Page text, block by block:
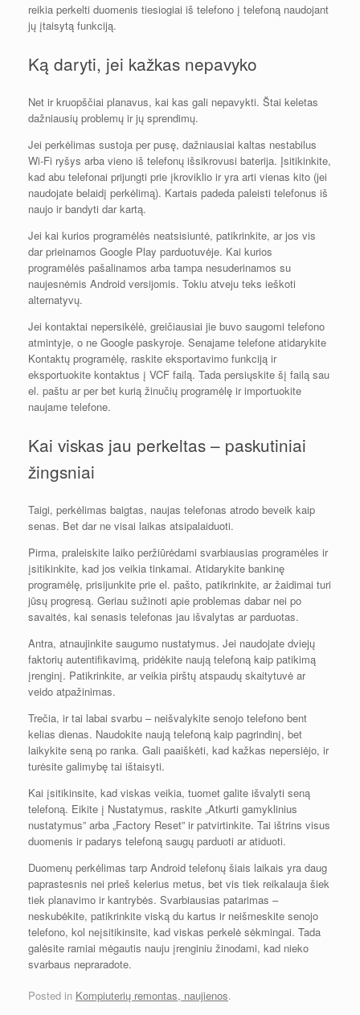
reikia perkelti duomenis tiesiogiai iš telefono į telefoną naudojant
jų įtaisytą funkciją.
Ką daryti, jei kažkas nepavyko
Net ir kruopščiai planavus, kai kas gali nepavykti. Štai keletas
dažniausių problemų ir jų sprendimų.
Jei perkėlimas sustoja per pusę, dažniausiai kaltas nestabilus
Wi-Fi ryšys arba vieno iš telefonų išsikrovusi baterija. Įsitikinkite,
kad abu telefonai prijungti prie įkroviklio ir yra arti vienas kito (jei
naudojate belaidį perkėlimą). Kartais padeda paleisti telefonus iš
naujo ir bandyti dar kartą.
Jei kai kurios programėlės neatsisiuntė, patikrinkite, ar jos vis
dar prieinamos Google Play parduotuvėje. Kai kurios
programėlės pašalinamos arba tampa nesuderinamos su
naujesnėmis Android versijomis. Tokiu atveju teks ieškoti
alternatyvų.
Jei kontaktai nepersikėlė, greičiausiai jie buvo saugomi telefono
atmintyje, o ne Google paskyroje. Senajame telefone atidarykite
Kontaktų programėlę, raskite eksportavimo funkciją ir
eksportuokite kontaktus į VCF failą. Tada persiųskite šį failą sau
el. paštu ar per bet kurią žinučių programėlę ir importuokite
naujame telefone.
Kai viskas jau perkeltas – paskutiniai
žingsniai
Taigi, perkėlimas baigtas, naujas telefonas atrodo beveik kaip
senas. Bet dar ne visai laikas atsipalaiduoti.
Pirma, praleiskite laiko peržiūrėdami svarbiausias programėles ir
įsitikinkite, kad jos veikia tinkamai. Atidarykite bankinę
programėlę, prisijunkite prie el. pašto, patikrinkite, ar žaidimai turi
jūsų progresą. Geriau sužinoti apie problemas dabar nei po
savaitės, kai senasis telefonas jau išvalytas ar parduotas.
Antra, atnaujinkite saugumo nustatymus. Jei naudojate dviejų
faktorių autentifikavimą, pridėkite naują telefoną kaip patikimą
įrenginį. Patikrinkite, ar veikia pirštų atspaudų skaitytuvė ar
veido atpažinimas.
Trečia, ir tai labai svarbu – neišvalykite senojo telefono bent
kelias dienas. Naudokite naują telefoną kaip pagrindinį, bet
laikykite seną po ranka. Gali paaiškėti, kad kažkas nepersiėjo, ir
turėsite galimybę tai ištaisyti.
Kai įsitikinsite, kad viskas veikia, tuomet galite išvalyti seną
telefoną. Eikite į Nustatymus, raskite „Atkurti gamyklinius
nustatymus” arba „Factory Reset” ir patvirtinkite. Tai ištrins visus
duomenis ir padarys telefoną saugų parduoti ar atiduoti.
Duomenų perkėlimas tarp Android telefonų šiais laikais yra daug
paprastesnis nei prieš kelerius metus, bet vis tiek reikalauja šiek
tiek planavimo ir kantrybės. Svarbiausias patarimas –
neskubėkite, patikrinkite viską du kartus ir neišmeskite senojo
telefono, kol neįsitikinsite, kad viskas perkelė sėkmingai. Tada
galėsite ramiai mėgautis nauju įrenginiu žinodami, kad nieko
svarbaus nepraradote.
Posted in Kompiuterių remontas, naujienos.